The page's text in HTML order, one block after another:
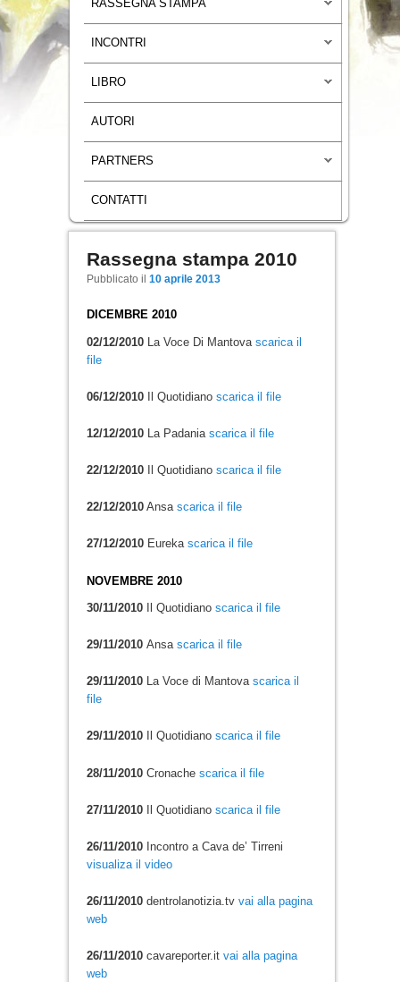
RASSEGNA STAMPA
INCONTRI
LIBRO
AUTORI
PARTNERS
CONTATTI
Navigazione articoli
Rassegna stampa 2010
Pubblicato il 10 aprile 2013
DICEMBRE 2010
02/12/2010La Voce Di Mantova scarica il
file
06/12/2010Il Quotidiano scarica il file
12/12/2010La Padania scarica il file
22/12/2010Il Quotidiano scarica il file
22/12/2010Ansa scarica il file
27/12/2010Eureka scarica il file
NOVEMBRE 2010
30/11/2010 Il Quotidiano scarica il file
29/11/2010 Ansa scarica il file
29/11/2010 La Voce di Mantova scarica il
file
29/11/2010Il Quotidiano scarica il file
28/11/2010 Cronache scarica il file
27/11/2010 Il Quotidiano scarica il file
26/11/2010 Incontro a Cava de’ Tirreni
visualiza il video
26/11/2010 dentrolanotizia.tv vai alla pagina
web
26/11/2010 cavareporter.it vai alla pagina
web